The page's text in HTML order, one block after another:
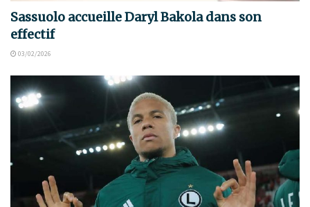
Sassuolo accueille Daryl Bakola dans son
effectif
03/02/2026